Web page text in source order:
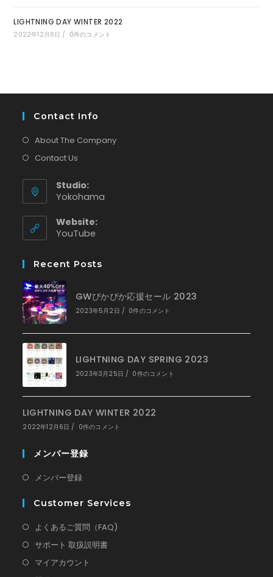
LIGHTNING DAY WINTER 2022
2022年12月6日 / 0件のコメント
Contact Info
About The Company
Contact Us
Studio:
Yokohama
Website:
YouTube
タ
開
く
Recent Posts
GWぴかぴか応援セール 2023
2023年5月2日 / 0件のコメント
LIGHTNING DAY SPRING 2023
2023年3月25日 / 0件のコメント
LIGHTNING DAY WINTER 2022
2022年12月6日 / 0件のコメント
メンバー登録
メンバー登録新
い
タ
で
開
Customer Services
よくあるご質問（FAQ)
サポート 取扱説明書新
マイアカウント